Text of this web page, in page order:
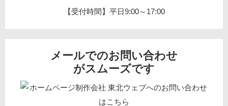
【受付時間】平日9:00～17:00
メールでのお問い合わせ
がスムーズです